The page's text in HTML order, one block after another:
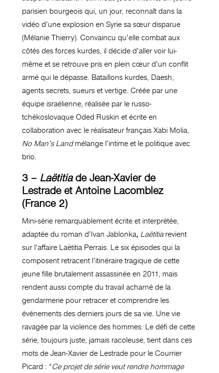
parisien bourgeois qui, un jour, reconnaît dans la
vidéo d’une explosion en Syrie sa sœur disparue
(Mélanie Thierry). Convaincu qu’elle combat aux
côtés des forces kurdes, il décide d’aller voir lui-
même et se retrouve pris en plein cœur d’un conflit
armé qui le dépasse. Bataillons kurdes, Daesh,
agents secrets, sueurs et vertige. Créée par une
équipe israélienne, réalisée par le russo-
tchékoslovaque Oded Ruskin et écrite en
collaboration avec le réalisateur français Xabi Molia,
No Man’s Landmélange l’intime et le politique avec
brio.
3 – Laëtitiade Jean-Xavier de
Lestrade et Antoine Lacomblez
(France 2)
Mini-série remarquablement écrite et interprétée,
adaptée du roman d’Ivan Jablonka, Laëtitiarevient
sur l’affaire Laëtitia Perrais. Le six épisodes qui la
composent retracent l’itinéraire tragique de cette
jeune fille brutalement assassinée en 2011, mais
rendent aussi compte du travail acharné de la
gendarmerie pour retracer et comprendre les
événements des derniers jours de sa vie. Une vie
ravagée par la violence des hommes. Le défi de cette
série, toujours juste, jamais racoleuse, tient dans ces
mots de Jean-Xavier de Lestrade pour le Courrier
Picard : “Ce projet de série veut rendre hommage